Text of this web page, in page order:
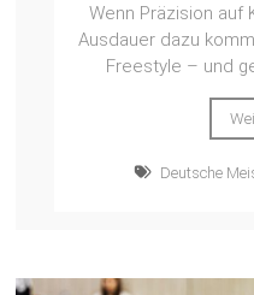
Wenn Präzision auf
Ausdauer dazu
Freestyle – und
Deutsche